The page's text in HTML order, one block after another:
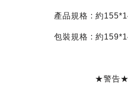
產品規格 : 約
包裝規格 : 約
★警告★